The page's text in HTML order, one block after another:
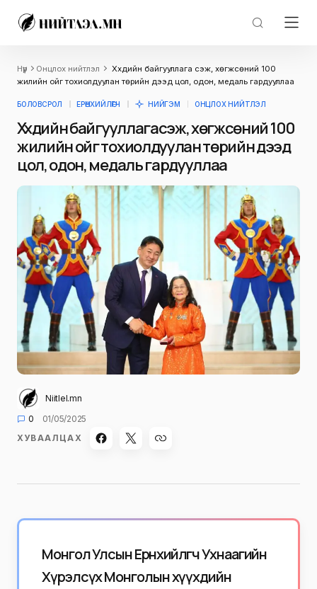
Нүүр Онцлох нийтлэл
Хүүхдийн байгууллага үүсэж, хөгжсөний 100
жилийн ойг тохиолдуулан төрийн дээд цол, одон, медаль гардууллаа
БОЛОВСРОЛ ЕРӨНХИЙЛӨГЧ НИЙГЭМ ОНЦЛОХ НИЙТЛЭЛ
Хүүхдийн байгууллага үүсэж, хөгжсөний 100
жилийн ойг тохиолдуулан төрийн дээд
цол, одон, медаль гардууллаа
Niitlel.mn
0
01/05/2025
ХУВААЛЦАХ
Монгол Улсын Ерөнхийлөгч Ухнаагийн
Хүрэлсүх Монголын хүүхдийн